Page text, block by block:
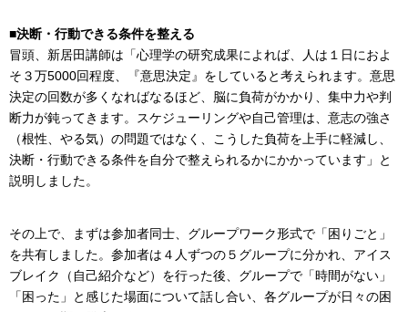
■決断・行動できる条件を整える
冒頭、新居田講師は「心理学の研究成果によれば、人は１日におよ
そ３万5000回程度、『意思決定』をしていると考えられます。意思
決定の回数が多くなればなるほど、脳に負荷がかかり、集中力や判
断力が鈍ってきます。スケジューリングや自己管理は、意志の強さ
（根性、やる気）の問題ではなく、こうした負荷を上手に軽減し、
決断・行動できる条件を自分で整えられるかにかかっています」と
説明しました。
その上で、まずは参加者同士、グループワーク形式で「困りごと」
を共有しました。参加者は４人ずつの５グループに分かれ、アイス
ブレイク（自己紹介など）を行った後、グループで「時間がない」
「困った」と感じた場面について話し合い、各グループが日々の困